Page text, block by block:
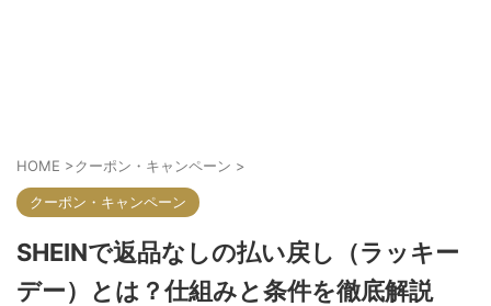
HOME >クーポン・キャンペーン >
クーポン・キャンペーン
SHEINで返品なしの払い戻し（ラッキー
デー）とは？仕組みと条件を徹底解説